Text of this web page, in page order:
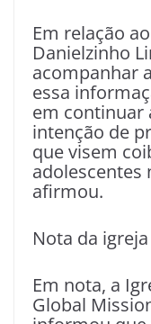
Em relação
Danielzinho
acompanhar
essa
em continuar
intenção de
que visem
adolescentes
afirmou.
Nota da igreja
Em nota, a
Global